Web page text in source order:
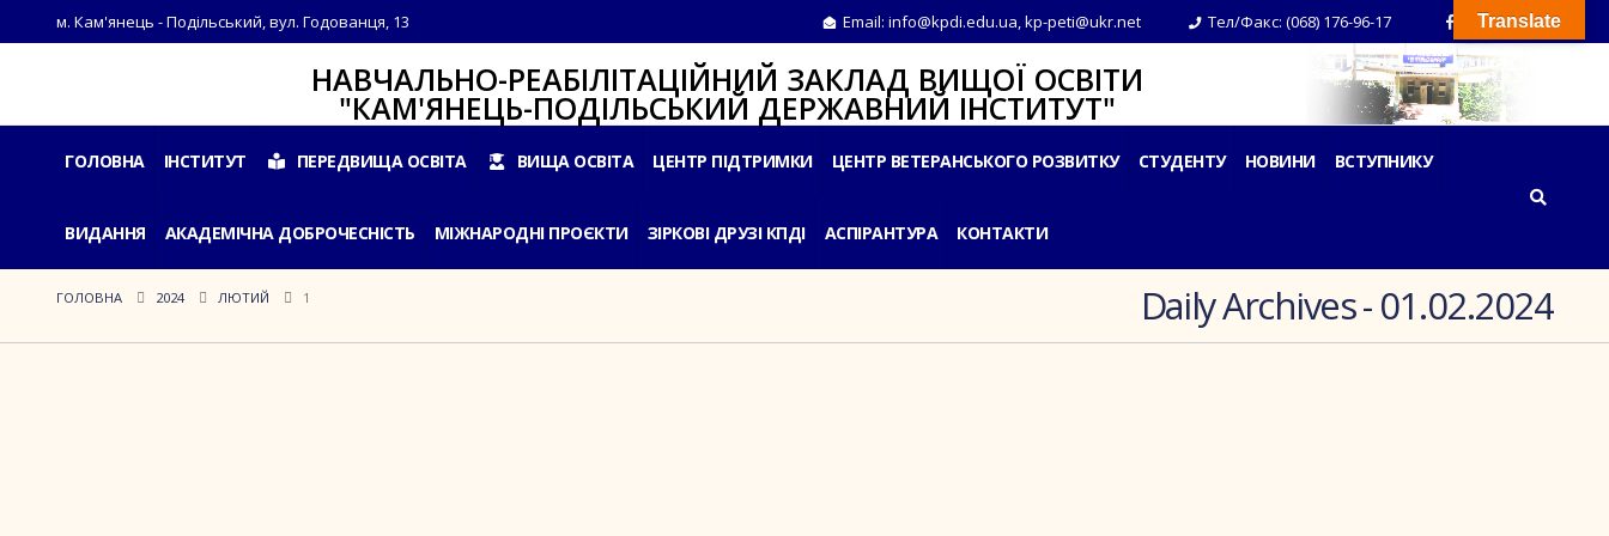
м. Кам'янець - Подільський, вул. Годованця, 13 Email: info@kpdi.edu.ua,kp-peti@ukr.net Тел/Факс: (068) 176-96-17
НАВЧАЛЬНО-РЕАБІЛІТАЦІЙНИЙ ЗАКЛАД ВИЩОЇ ОСВІТИ
"КАМ'ЯНЕЦЬ-ПОДІЛЬСЬКИЙ ДЕРЖАВНИЙ ІНСТИТУТ"
ГОЛОВНА ІНСТИТУТ ПЕРЕДВИЩА ОСВІТА ВИЩА ОСВІТА ЦЕНТР ПІДТРИМКИ ЦЕНТР ВЕТЕРАНСЬКОГО РОЗВИТКУ СТУДЕНТУ НОВИНИ ВСТУПНИКУ
ВИДАННЯ АКАДЕМІЧНА ДОБРОЧЕСНІСТЬ МІЖНАРОДНІ ПРОЄКТИ ЗІРКОВІ ДРУЗІ КПДІ АСПІРАНТУРА КОНТАКТИ
Daily Archives - 01.02.2024
ГОЛОВНА 2024 ЛЮТИЙ 1
Translate